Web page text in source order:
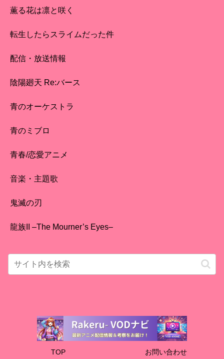
薫る花は凛と咲く
転生したらスライムだった件
配信・放送情報
陰陽廻天 Re:バース
青のオーケストラ
青のミブロ
青春/恋愛アニメ
音楽・主題歌
鬼滅の刃
龍族II –The Mourner’s Eyes–
TOP お問い合わせ